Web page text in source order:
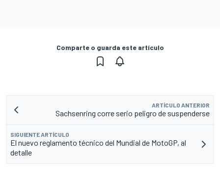
Comparte o guarda este artículo
ARTÍCULO ANTERIOR
Sachsenring corre serio peligro de suspenderse
SIGUIENTE ARTÍCULO
El nuevo reglamento técnico del Mundial de MotoGP, al
detalle